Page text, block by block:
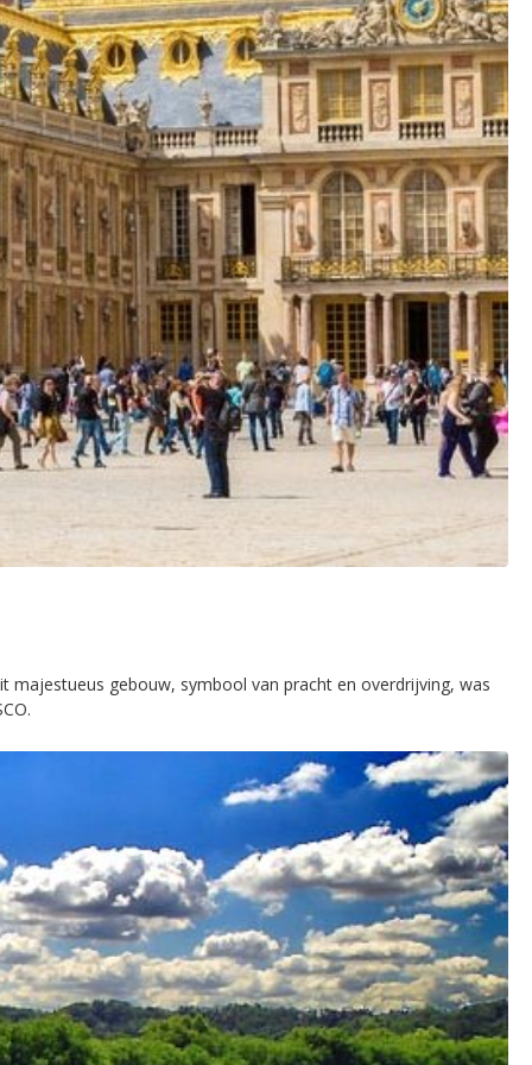
majestueus gebouw, symbool van pracht en overdrijving, was